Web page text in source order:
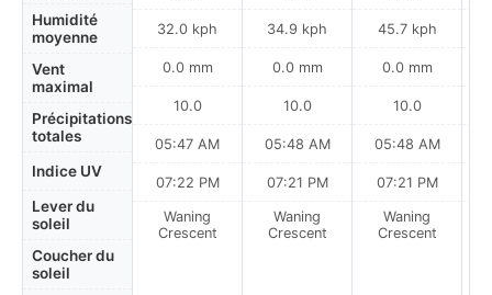
Humidité
moyenne
Vent
maximal
Précipitations
totales
Indice UV
Lever du
soleil
Coucher du
soleil
32.0 kph
0.0 mm
10.0
05:47 AM
07:22 PM
Waning
Crescent
34.9 kph
0.0 mm
10.0
05:48 AM
07:21 PM
Waning
Crescent
45.7 kph
0.0 mm
10.0
05:48 AM
07:21 PM
Waning
Crescent